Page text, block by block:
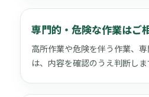
専門的・危険な作業はご
高所作業や危険を伴う作業、
は、内容を確認のうえ判断しま